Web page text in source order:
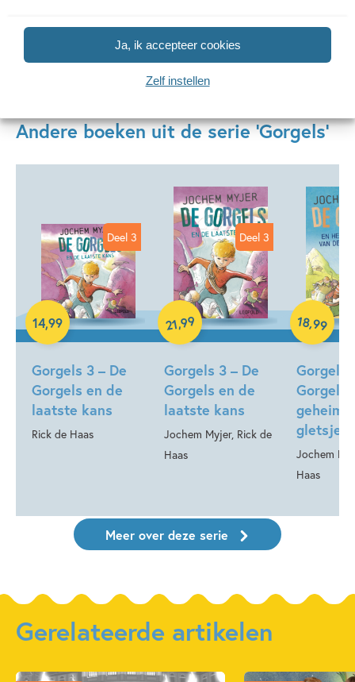
Ja, ik accepteer cookies
Zelf instellen
Andere boeken uit de serie 'Gorgels'
Deel 3
Gorgels 3 – De
Gorgels en de
laatste kans
Rick de Haas
14,99
Luisterboek
Deel 3
Gorgels 3 – De
Gorgels en de
laatste kans
Jochem Myjer, Rick de
Haas
21,99
Hardcover
Gorgels
Gorgels
geheim
gletsjer
Jochem
Haas
18,99
Hardcover
Meer over deze serie
Gerelateerde artikelen